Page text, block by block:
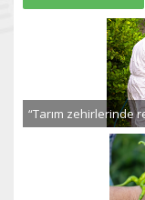
“Tarım zehirlerinde